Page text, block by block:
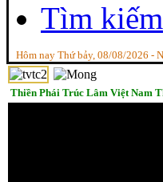
Tìm kiếm
Hôm nay Thứ bảy, 08/08/2026 -
Thiền Phái Trúc Lâm Việt Nam